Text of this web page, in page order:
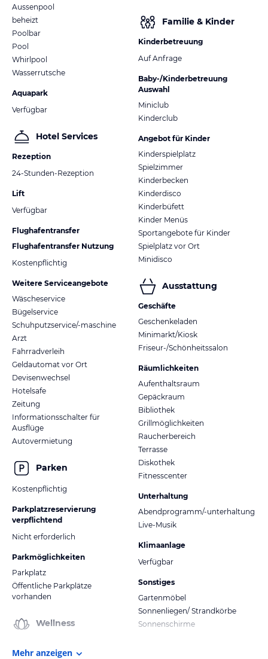
Aussenpool
beheizt
Poolbar
Pool
Whirlpool
Wasserrutsche
Aquapark
Verfügbar
Hotel Services
Rezeption
24-Stunden-Rezeption
Lift
Verfügbar
Flughafentransfer
Flughafentransfer Nutzung
Kostenpflichtig
Weitere Serviceangebote
Wäscheservice
Bügelservice
Schuhputzservice/-maschine
Arzt
Fahrradverleih
Geldautomat vor Ort
Devisenwechsel
Hotelsafe
Zeitung
Informationsschalter für
Ausflüge
Autovermietung
Parken
Kostenpflichtig
Parkplatzreservierung
verpflichtend
Nicht erforderlich
Parkmöglichkeiten
Parkplatz
Öffentliche Parkplätze
vorhanden
Wellness
Familie & Kinder
Kinderbetreuung
Auf Anfrage
Baby-/Kinderbetreuung
Auswahl
Miniclub
Kinderclub
Angebot für Kinder
Kinderspielplatz
Spielzimmer
Kinderbecken
Kinderdisco
Kinderbüfett
Kinder Menüs
Sportangebote für Kinder
Spielplatz vor Ort
Minidisco
Ausstattung
Geschäfte
Geschenkeladen
Minimarkt/Kiosk
Friseur-/Schönheitssalon
Räumlichkeiten
Aufenthaltsraum
Gepäckraum
Bibliothek
Grillmöglichkeiten
Raucherbereich
Terrasse
Diskothek
Fitnesscenter
Unterhaltung
Abendprogramm/-unterhaltung
Live-Musik
Klimaanlage
Verfügbar
Sonstiges
Gartenmöbel
Sonnenliegen/ Strandkörbe
Sonnenschirme
Mehr anzeigen